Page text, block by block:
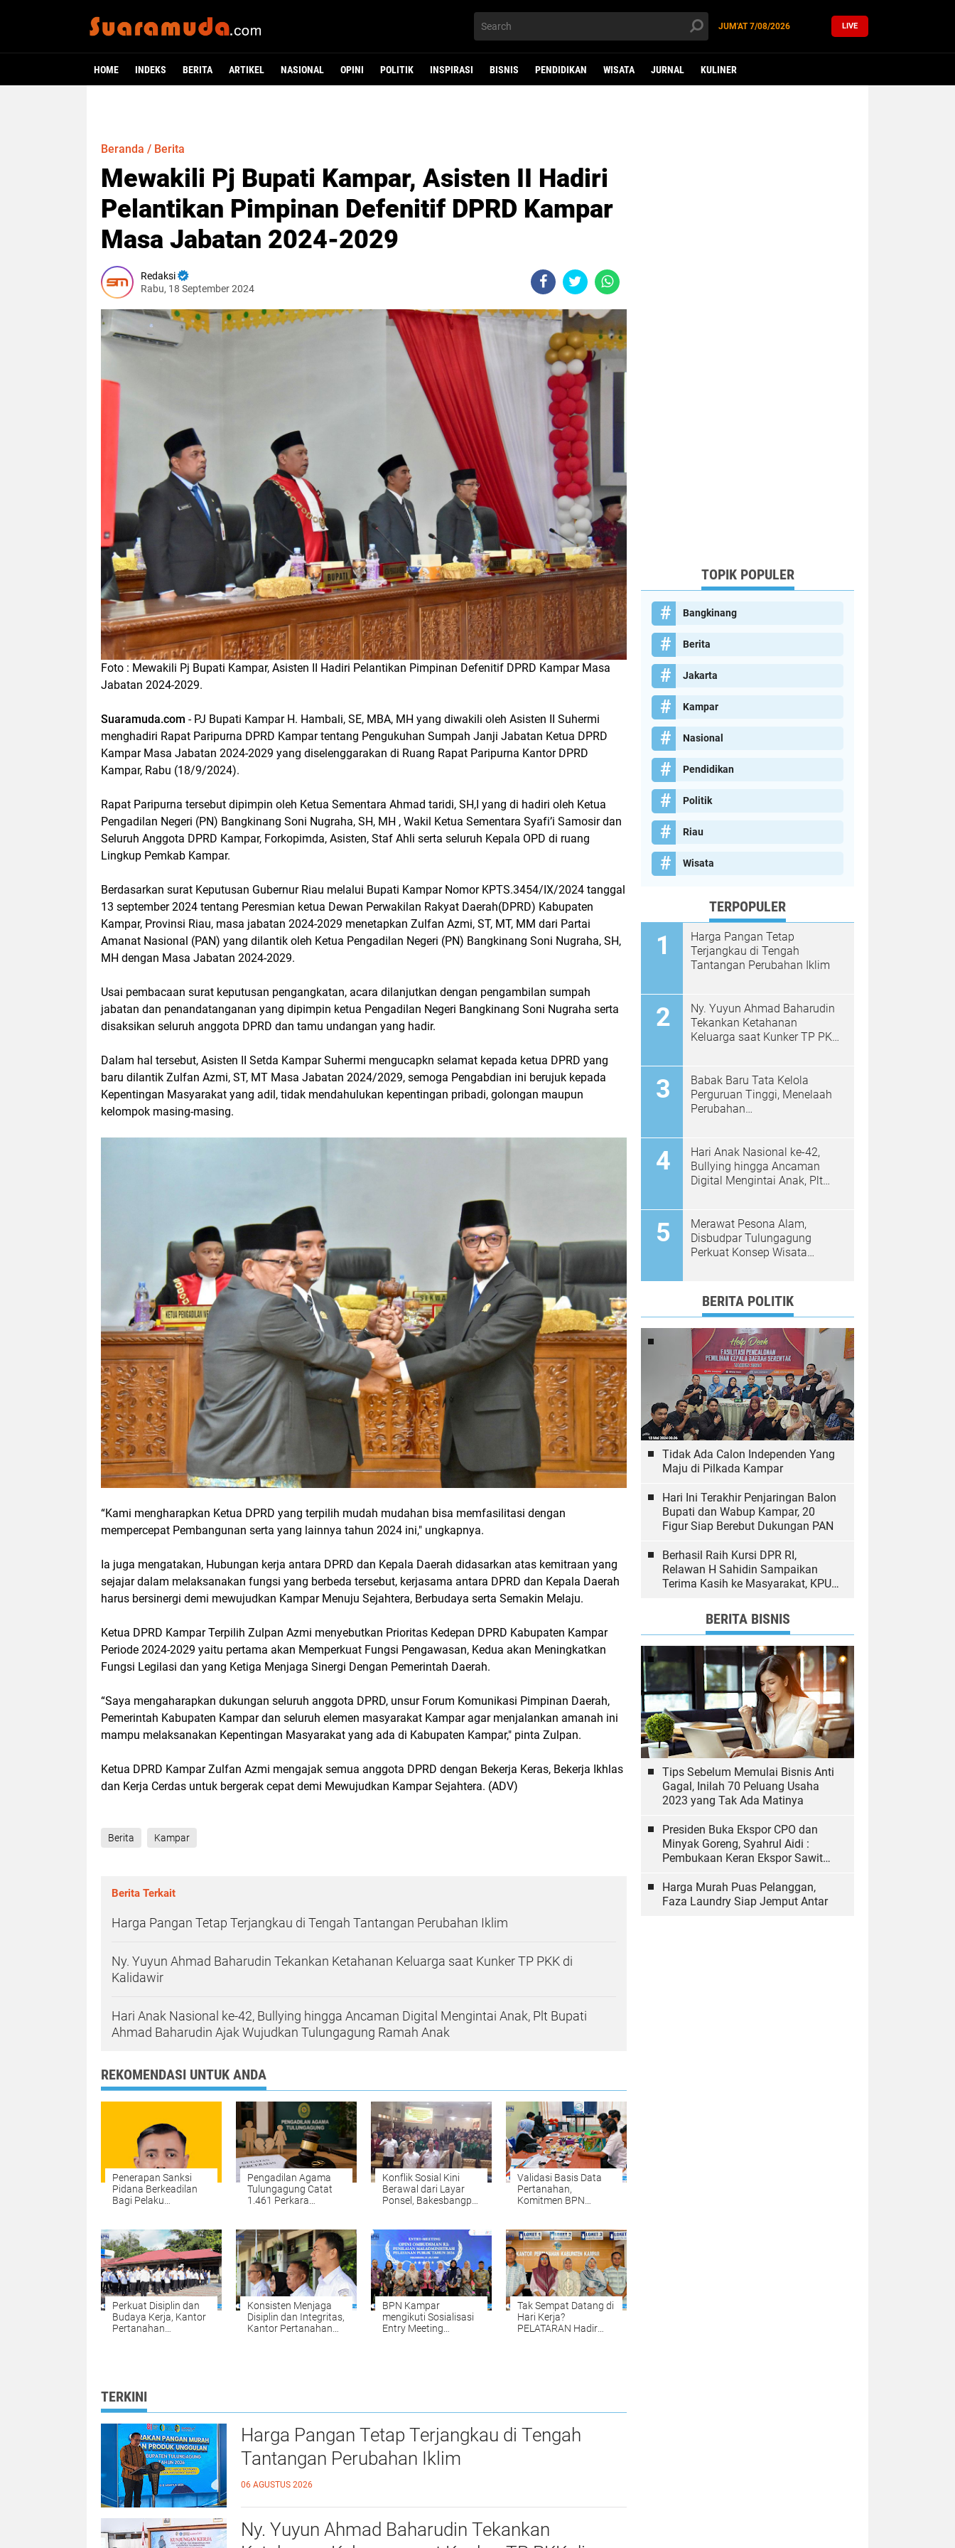
JUM'AT7/08/2026 LIVE
HOME INDEKS BERITA ARTIKEL NASIONAL OPINI POLITIK INSPIRASI BISNIS PENDIDIKAN WISATA JURNAL KULINER
Beranda / Berita
Mewakili Pj Bupati Kampar, Asisten II Hadiri
Pelantikan Pimpinan Defenitif DPRD Kampar
Masa Jabatan 2024-2029
Redaksi
Rabu, 18 September 2024
Foto : Mewakili Pj Bupati Kampar, Asisten II Hadiri Pelantikan Pimpinan Defenitif DPRD Kampar Masa
Jabatan 2024-2029.
Suaramuda.com - PJ Bupati Kampar H. Hambali, SE, MBA, MH yang diwakili oleh Asisten II Suhermi
menghadiri Rapat Paripurna DPRD Kampar tentang Pengukuhan Sumpah Janji Jabatan Ketua DPRD
Kampar Masa Jabatan 2024-2029 yang diselenggarakan di Ruang Rapat Paripurna Kantor DPRD
Kampar, Rabu (18/9/2024).
Rapat Paripurna tersebut dipimpin oleh Ketua Sementara Ahmad taridi, SH,I yang di hadiri oleh Ketua
Pengadilan Negeri (PN) Bangkinang Soni Nugraha, SH, MH , Wakil Ketua Sementara Syafi’i Samosir dan
Seluruh Anggota DPRD Kampar, Forkopimda, Asisten, Staf Ahli serta seluruh Kepala OPD di ruang
Lingkup Pemkab Kampar.
Berdasarkan surat Keputusan Gubernur Riau melalui Bupati Kampar Nomor KPTS.3454/IX/2024 tanggal
13 september 2024 tentang Peresmian ketua Dewan Perwakilan Rakyat Daerah(DPRD) Kabupaten
Kampar, Provinsi Riau, masa jabatan 2024-2029 menetapkan Zulfan Azmi, ST, MT, MM dari Partai
Amanat Nasional (PAN) yang dilantik oleh Ketua Pengadilan Negeri (PN) Bangkinang Soni Nugraha, SH,
MH dengan Masa Jabatan 2024-2029.
Usai pembacaan surat keputusan pengangkatan, acara dilanjutkan dengan pengambilan sumpah
jabatan dan penandatanganan yang dipimpin ketua Pengadilan Negeri Bangkinang Soni Nugraha serta
disaksikan seluruh anggota DPRD dan tamu undangan yang hadir.
Dalam hal tersebut, Asisten II Setda Kampar Suhermi mengucapkn selamat kepada ketua DPRD yang
baru dilantik Zulfan Azmi, ST, MT Masa Jabatan 2024/2029, semoga Pengabdian ini berujuk kepada
Kepentingan Masyarakat yang adil, tidak mendahulukan kepentingan pribadi, golongan maupun
kelompok masing-masing.
“Kami mengharapkan Ketua DPRD yang terpilih mudah mudahan bisa memfasilitasi dengan
mempercepat Pembangunan serta yang lainnya tahun 2024 ini," ungkapnya.
Ia juga mengatakan, Hubungan kerja antara DPRD dan Kepala Daerah didasarkan atas kemitraan yang
sejajar dalam melaksanakan fungsi yang berbeda tersebut, kerjasama antara DPRD dan Kepala Daerah
harus bersinergi demi mewujudkan Kampar Menuju Sejahtera, Berbudaya serta Semakin Melaju.
Ketua DPRD Kampar Terpilih Zulpan Azmi menyebutkan Prioritas Kedepan DPRD Kabupaten Kampar
Periode 2024-2029 yaitu pertama akan Memperkuat Fungsi Pengawasan, Kedua akan Meningkatkan
Fungsi Legilasi dan yang Ketiga Menjaga Sinergi Dengan Pemerintah Daerah.
“Saya mengaharapkan dukungan seluruh anggota DPRD, unsur Forum Komunikasi Pimpinan Daerah,
Pemerintah Kabupaten Kampar dan seluruh elemen masyarakat Kampar agar menjalankan amanah ini
mampu melaksanakan Kepentingan Masyarakat yang ada di Kabupaten Kampar," pinta Zulpan.
Ketua DPRD Kampar Zulfan Azmi mengajak semua anggota DPRD dengan Bekerja Keras, Bekerja Ikhlas
dan Kerja Cerdas untuk bergerak cepat demi Mewujudkan Kampar Sejahtera. (ADV)
Berita Kampar
Berita Terkait
Harga Pangan Tetap Terjangkau di Tengah Tantangan Perubahan Iklim
Ny. Yuyun Ahmad Baharudin Tekankan Ketahanan Keluarga saat Kunker TP PKK di
Kalidawir
Hari Anak Nasional ke-42, Bullying hingga Ancaman Digital Mengintai Anak, Plt Bupati
Ahmad Baharudin Ajak Wujudkan Tulungagung Ramah Anak
REKOMENDASI UNTUK ANDA
Penerapan Sanksi
Pidana Berkeadilan
Bagi Pelaku
Kampar
Pengadilan Agama
Tulungagung Catat
1.461 Perkara
Ekonomi dan Zina
Jadi Alasan
Konflik Sosial Kini
Berawal dari Layar
Ponsel, Bakesbangpol
AI Deepfake
Validasi Basis Data
Pertanahan,
Komitmen BPN
yang Tepat dan
Akurat Halo
Perkuat Disiplin dan
Budaya Kerja, Kantor
Pertanahan
Kualitas Pelayanan
Konsisten Menjaga
Disiplin dan Integritas,
Kantor Pertanahan
BPN Kampar
mengikuti Sosialisasi
Entry Meeting
Tak Sempat Datang di
Hari Kerja?
PELATARAN Hadir
TERKINI
Harga Pangan Tetap Terjangkau di Tengah
Tantangan Perubahan Iklim
06 AGUSTUS 2026
Ny. Yuyun Ahmad Baharudin Tekankan
TOPIK POPULER
Bangkinang
Berita
Jakarta
Kampar
Nasional
Pendidikan
Politik
Riau
Wisata
TERPOPULER
Harga Pangan Tetap
Terjangkau di Tengah
Tantangan Perubahan Iklim
Ny. Yuyun Ahmad Baharudin
Tekankan Ketahanan
Keluarga saat Kunker TP PKK
Babak Baru Tata Kelola
Perguruan Tinggi, Menelaah
Perubahan
Hari Anak Nasional ke-42,
Bullying hingga Ancaman
Digital Mengintai Anak, Plt
Ramah Anak
Merawat Pesona Alam,
Disbudpar Tulungagung
Perkuat Konsep Wisata
BERITA POLITIK
Tidak Ada Calon Independen Yang
Maju di Pilkada Kampar
Hari Ini Terakhir Penjaringan Balon
Bupati dan Wabup Kampar, 20
Figur Siap Berebut Dukungan PAN
Berhasil Raih Kursi DPR RI,
Relawan H Sahidin Sampaikan
Terima Kasih ke Masyarakat, KPU
BERITA BISNIS
Tips Sebelum Memulai Bisnis Anti
Gagal, Inilah 70 Peluang Usaha
2023 yang Tak Ada Matinya
Presiden Buka Ekspor CPO dan
Minyak Goreng, Syahrul Aidi :
Pembukaan Keran Ekspor Sawit
Harga Murah Puas Pelanggan,
Faza Laundry Siap Jemput Antar